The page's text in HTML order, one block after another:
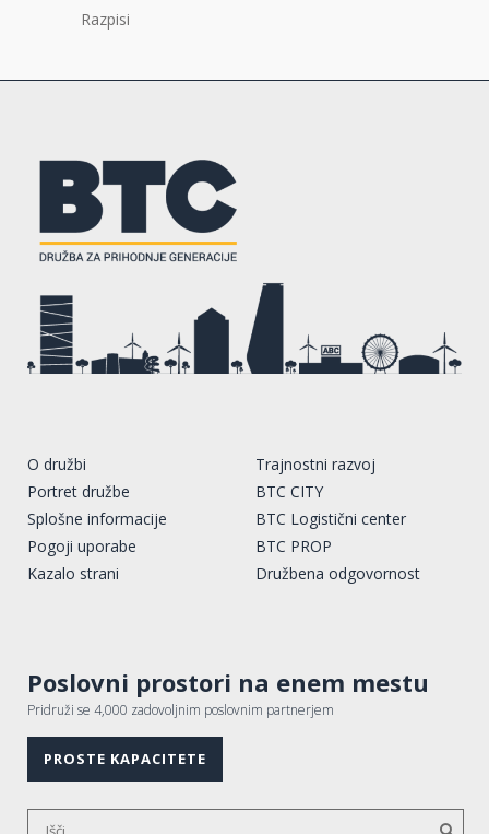
Razpisi
O družbi
Portret družbe
Splošne informacije
Pogoji uporabe
Kazalo strani
Trajnostni razvoj
BTC CITY
BTC Logistični center
BTC PROP
Družbena odgovornost
Poslovni prostori na enem mestu
Pridruži se 4,000 zadovoljnim poslovnim partnerjem
PROSTE KAPACITETE